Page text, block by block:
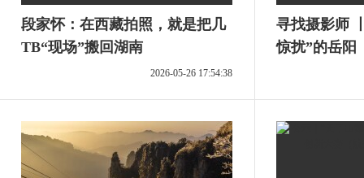
段家怀：在西藏拍照，就是把几
TB“现场”搬回湖南
2026-05-26 17:54:38
寻找摄影师
惊扰”的岳阳